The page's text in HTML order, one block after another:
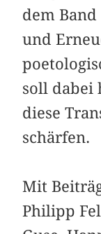
dem
und
soll dabei
diese
schärfen.
Mit
Philipp